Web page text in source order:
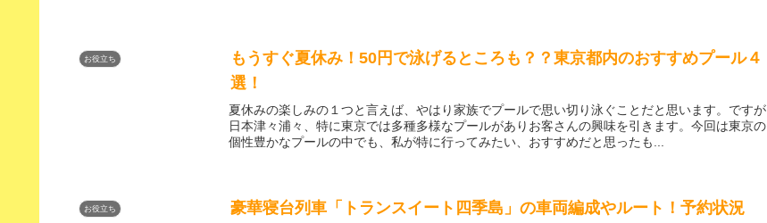
お役立ち
もうすぐ夏休み！50円で泳げるところも？？東京都内のおすすめプール４
選！
夏休みの楽しみの１つと言えば、やはり家族でプールで思い切り泳ぐことだと思います。ですが
日本津々浦々、特に東京では多種多様なプールがありお客さんの興味を引きます。今回は東京の
個性豊かなプールの中でも、私が特に行ってみたい、おすすめだと思ったも...
お役立ち
豪華寝台列車「トランスイート四季島」の車両編成やルート！予約状況